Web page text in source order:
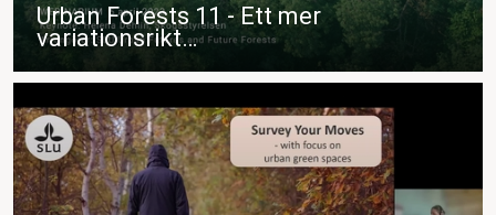
Urban Forests 11 - Ett mer
variationsrikt…